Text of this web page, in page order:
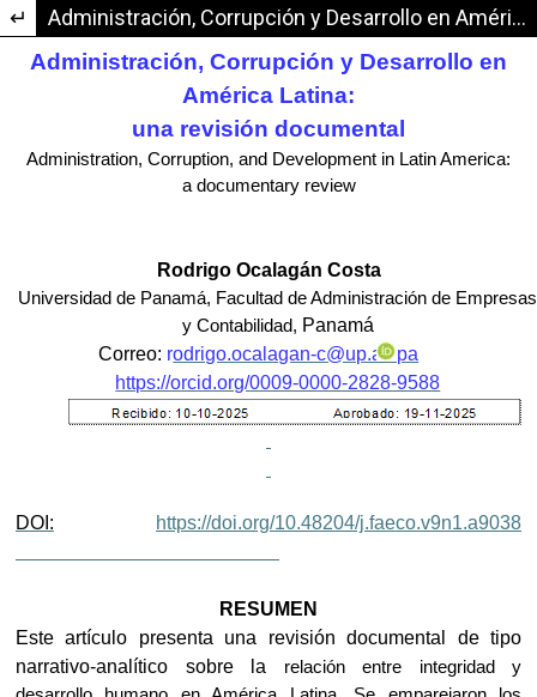
Volver a los detalles del artículo Administración, Corrupción y Desarrollo en América Latina